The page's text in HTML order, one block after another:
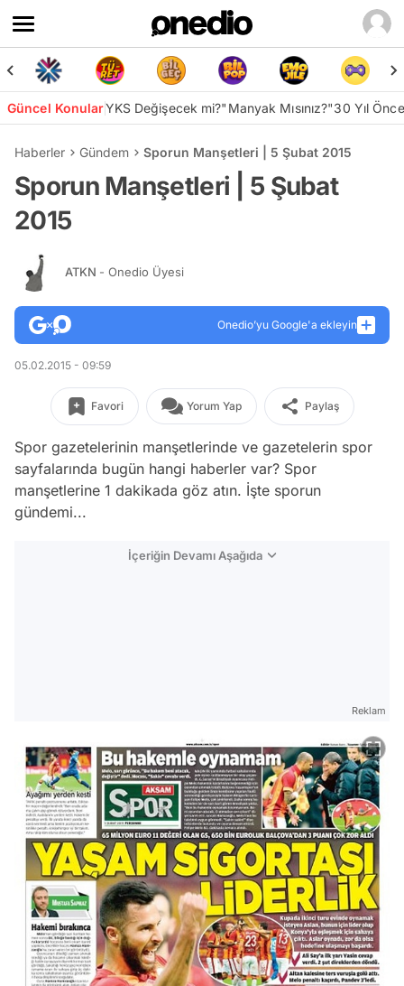
Güncel KonularYKS Değişecek mi?"Manyak Mısınız?"30 Yıl
Haberler Gündem Sporun Manşetleri | 5 Şubat 2015
Sporun Manşetleri | 5 Şubat
2015
ATKN - Onedio Üyesi
Onedio’yu Google'a ekleyin
05.02.2015 - 09:59
Favori Yorum Yap Paylaş
Spor gazetelerinin manşetlerinde ve gazetelerin spor
sayfalarında bugün hangi haberler var? Spor
manşetlerine 1 dakikada göz atın. İşte sporun
gündemi...
İçeriğin Devamı Aşağıda
Reklam